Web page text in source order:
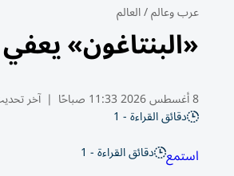
عرب وعالم/العالم
«البنتاغون»
8 أغسطس 2026 11:33 صباحًا | آخر
دقائق القراءة - 1
استمع دقائق القراءة - 1